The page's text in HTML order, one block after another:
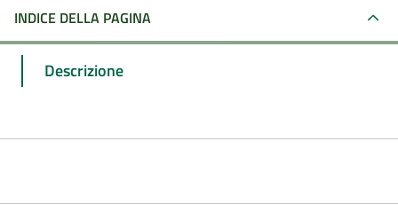
INDICE DELLA PAGINA
Descrizione